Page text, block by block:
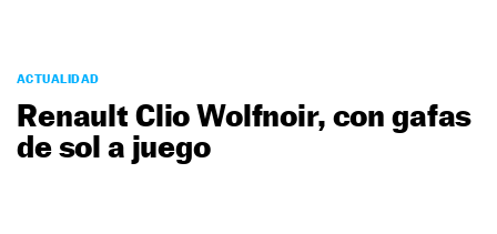
PODCAST
MOTOS
TECNOLOGÍA
ACTUALIDAD
Renault Clio Wolfnoir, con gafas
de sol a juego